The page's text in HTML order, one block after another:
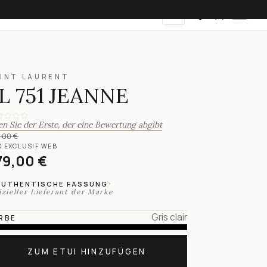
LAURENT
751 JEANNE
Sie der Erste, der eine Bewertung abgibt
€
EXCLUSIF WEB
€
FASSUNG ·
Lieferant der Marke
Gris clair
ZUM ETUI HINZUFÜGEN